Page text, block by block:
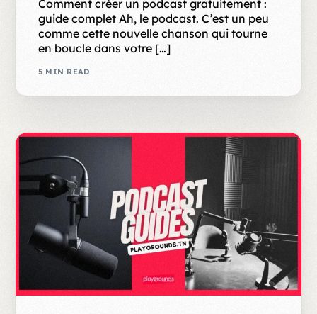
Comment créer un podcast gratuitement :
guide complet Ah, le podcast. C’est un peu
comme cette nouvelle chanson qui tourne
en boucle dans votre […]
5 MIN READ